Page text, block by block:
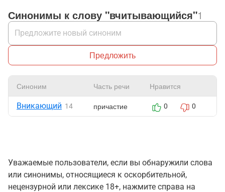
Синонимы к слову "вчитывающийся"1
Предложить
Синоним Часть речи Нравится
Вникающий 14 причастие 0 0
Уважаемые пользователи, если вы обнаружили слова
или синонимы, относящиеся к оскорбительной,
нецензурной или лексике 18+, нажмите справа на